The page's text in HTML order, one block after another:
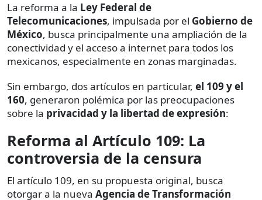
La reforma a la Ley Federal de
Telecomunicaciones, impulsada por el Gobierno de
México, busca principalmente una ampliación de la
conectividad y el acceso a internet para todos los
mexicanos, especialmente en zonas marginadas.
Sin embargo, dos artículos en particular, el 109 y el
160, generaron polémica por las preocupaciones
sobre la privacidad y la libertad de expresión:
Reforma al Artículo 109: La
controversia de la censura
El artículo 109, en su propuesta original, busca
otorgar a la nueva Agencia de Transformación